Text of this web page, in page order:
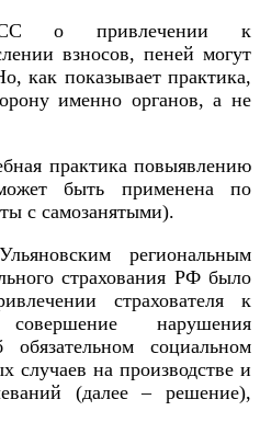
о привлечении к
взносов, пеней могут
как показывает практика,
именно органов, а не
практика повыявлению
быть применена по
с самозанятыми).
региональным
страхования РФ было
страхователя к
нарушения
социальном
случаев на производстве и
(далее – решение),